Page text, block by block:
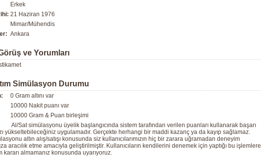
Erkek
21 Haziran 1976
Mimar/Mühendis
Ankara
ve Yorumları
Simülasyon Durumu
0 Gram altını var
10000 Nakit puanı var
10000 Gram & Puan birleşimi
Al/Sat simülasyonu üyelik başlangıcında sistem tarafından verilen puanları kullanarak başarı
yükseltebileceğiniz uygulamadır. Gerçekte herhangi bir maddi kazanç ya da kayıp sağlamaz.
altın alış/satışı konusunda siz kullanıcılarımızın hiç bir zarara uğramadan deneyim
aracılık etme amacıyla geliştirilmiştir. Kullanıcıların kendilerini denemek için yaptığı bu işlemlere
kararı almamanız konusunda uyarıyoruz.